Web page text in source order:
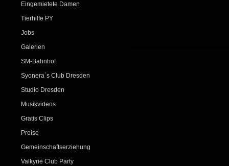
Eingemietete Damen
Tierhilfe PY
Jobs
Galerien
SM-Bahnhof
Syonera`s Club Dresden
Studio Dresden
Musikvideos
Gratis Clips
Preise
Gemeinschaftserziehung
Valkyrie Club Party